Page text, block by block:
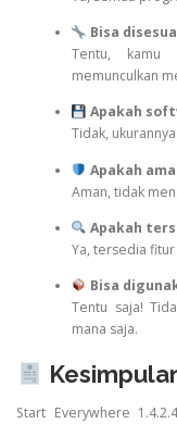
Bisa
Tentu, kamu
memunculkan
Apakah
Tidak,
Apakah
Aman, tidak
Apakah
Ya, tersedia
Bisa
Tentu saja!
mana saja.
Start Everywhere